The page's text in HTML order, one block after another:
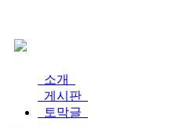
소개
게시판
토막글